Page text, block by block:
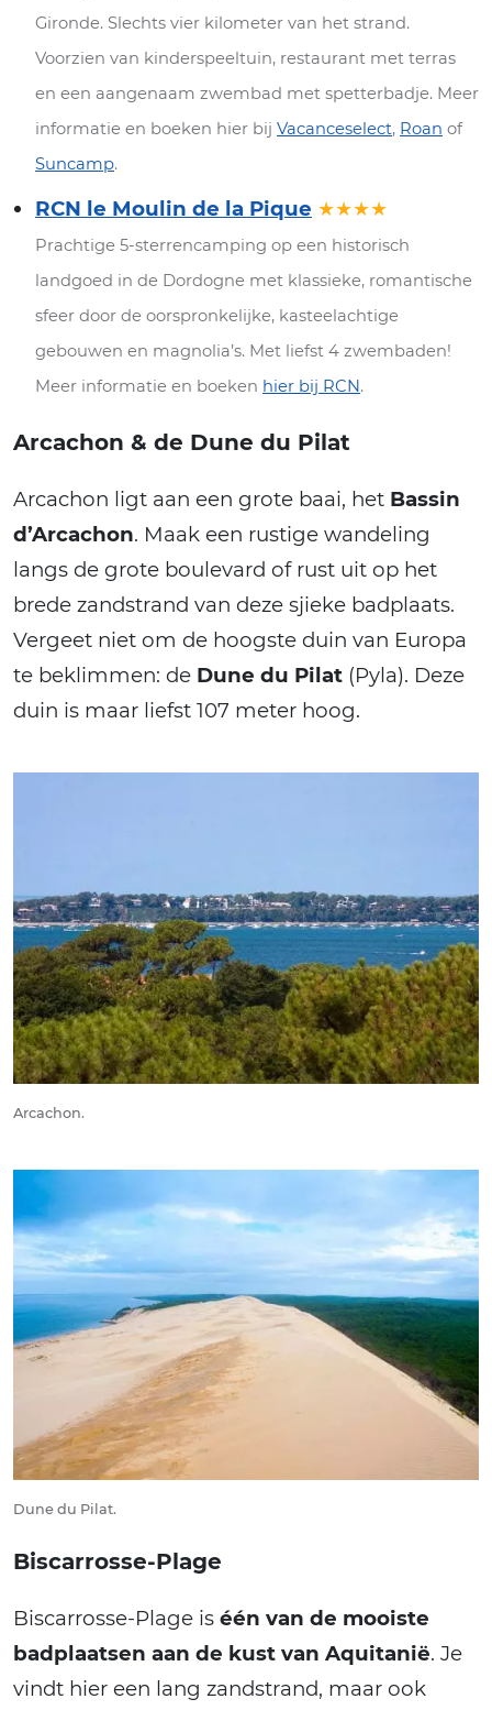
Gironde. Slechts vier kilometer van het strand.
Voorzien van kinderspeeltuin, restaurant met terras
en een aangenaam zwembad met spetterbadje. Meer
informatie en boeken hier bij Vacanceselect, Roan of
Suncamp.
RCN le Moulin de la Pique ★★★★
Prachtige 5-sterrencamping op een historisch
landgoed in de Dordogne met klassieke, romantische
sfeer door de oorspronkelijke, kasteelachtige
gebouwen en magnolia’s. Met liefst 4 zwembaden!
Meer informatie en boeken hier bij RCN.
Arcachon & de Dune du Pilat
Arcachon ligt aan een grote baai, het Bassin
d’Arcachon. Maak een rustige wandeling
langs de grote boulevard of rust uit op het
brede zandstrand van deze sjieke badplaats.
Vergeet niet om de hoogste duin van Europa
te beklimmen: de Dune du Pilat (Pyla). Deze
duin is maar liefst 107 meter hoog.
Arcachon.
Dune du Pilat.
Biscarrosse-Plage
Biscarrosse-Plage is één van de mooiste
badplaatsen aan de kust van Aquitanië. Je
vindt hier een lang zandstrand, maar ook